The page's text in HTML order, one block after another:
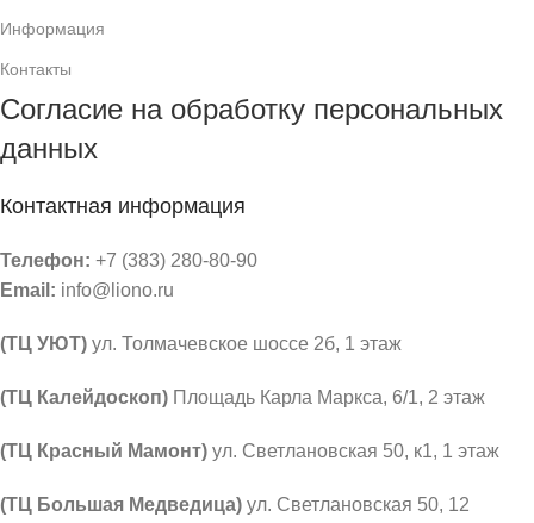
Информация
Контакты
Согласие на обработку персональных
данных
Контактная информация
Телефон: +7 (383) 280-80-90
Email: info@liono.ru
(ТЦ УЮТ) ул. Толмачевское шоссе 2б, 1 этаж
​(​ТЦ Калейдоскоп) Площадь Карла Маркса, 6/1, 2 этаж
(ТЦ Красный Мамонт) ул. Светлановская 50, к1, 1 этаж
(ТЦ Большая Медведица) ул. Светлановская 50, ​12